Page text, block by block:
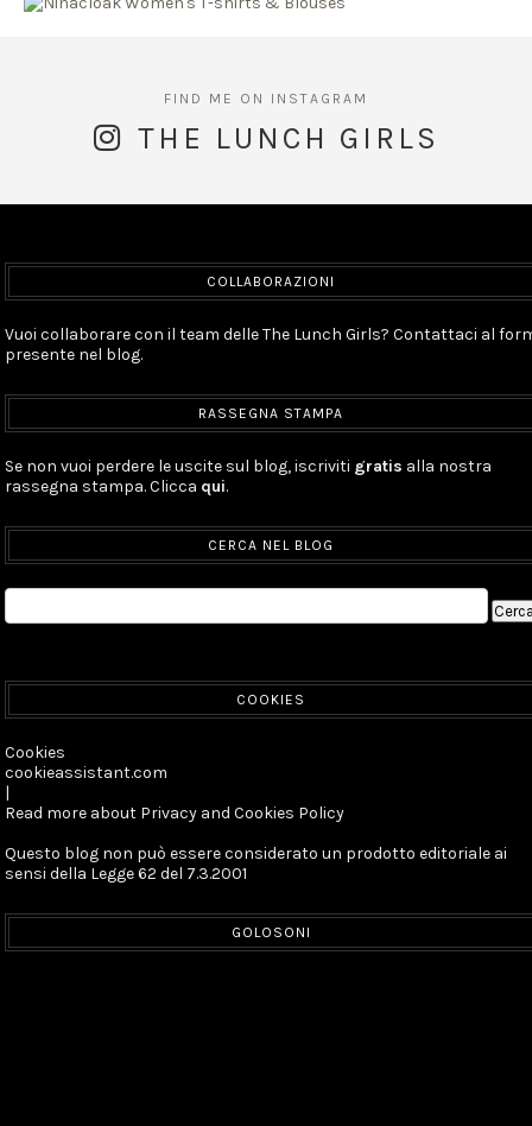
THE LUNCH GIRLS
COLLABORAZIONI
Vuoi collaborare con il team delle The Lunch Girls? Contattaci al
presente nel blog.
RASSEGNA STAMPA
Se non vuoi perdere le uscite sul blog, iscriviti gratis alla nostra
rassegna stampa. Clicca qui.
CERCA NEL BLOG
COOKIES
Cookies
cookieassistant.com
|
Read more about Privacy and Cookies Policy
Questo blog non può essere considerato un prodotto editoriale ai
sensi della Legge 62 del 7.3.2001
GOLOSONI